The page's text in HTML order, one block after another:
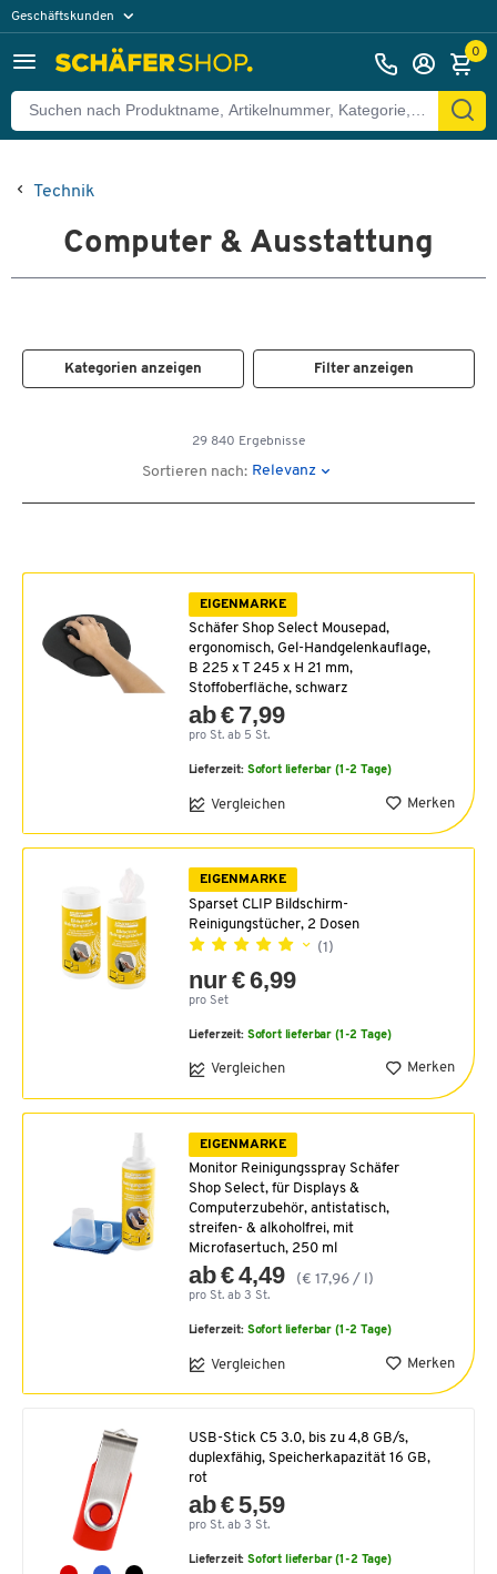
Geschäftskunden
0
Technik
Computer & Ausstattung
Kategorien anzeigen Filter anzeigen
29 840 Ergebnisse
Sortieren nach: Relevanz
EIGENMARKE
Schäfer Shop Select Mousepad,
ergonomisch, Gel-Handgelenkauflage,
B 225 x T 245 x H 21 mm,
Stoffoberfläche, schwarz
ab € 7,99
pro St. ab 5 St.
Lieferzeit: Sofort lieferbar (1-2 Tage)
Vergleichen Merken
EIGENMARKE
Sparset CLIP Bildschirm-
Reinigungstücher, 2 Dosen
(1)
nur € 6,99
pro Set
Lieferzeit: Sofort lieferbar (1-2 Tage)
Vergleichen Merken
EIGENMARKE
Monitor Reinigungsspray Schäfer
Shop Select, für Displays &
Computerzubehör, antistatisch,
streifen- & alkoholfrei, mit
Microfasertuch, 250 ml
ab € 4,49 (€ 17,96 / l)
pro St. ab 3 St.
Lieferzeit: Sofort lieferbar (1-2 Tage)
Vergleichen Merken
USB-Stick C5 3.0, bis zu 4,8 GB/s,
duplexfähig, Speicherkapazität 16 GB,
rot
ab € 5,59
pro St. ab 3 St.
Lieferzeit:Sofort lieferbar (1-2 Tage)